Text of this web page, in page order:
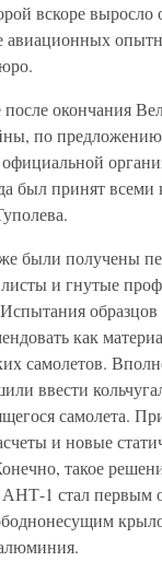
вскоре выросло
окончания
по
был принят всеми
были получены
и гнутые
образцов
как
самолетов.
ввести
самолета.
и новые
такое
АНТ-1 стал первым